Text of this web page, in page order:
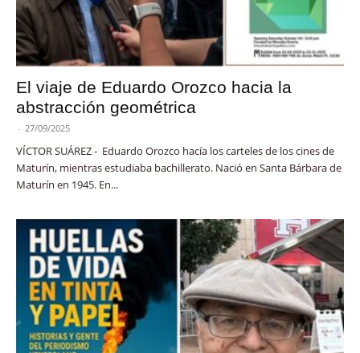
El viaje de Eduardo Orozco hacia la
abstracción geométrica
- 27/09/2025
VÍCTOR SUÁREZ - Eduardo Orozco hacía los carteles de los cines de
Maturín, mientras estudiaba bachillerato. Nació en Santa Bárbara de
Maturín en 1945. En...